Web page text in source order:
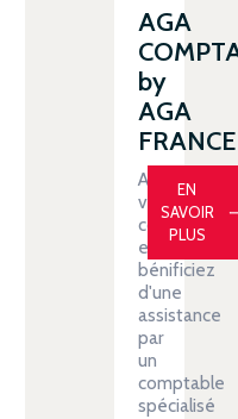
AGA
by
AGA
FRANCE
Automatiser
votre
comptabilité
et
bénificiez
d'une
assistance
par
un
comptable
spécialisé
EN
SAVOIR
PLUS